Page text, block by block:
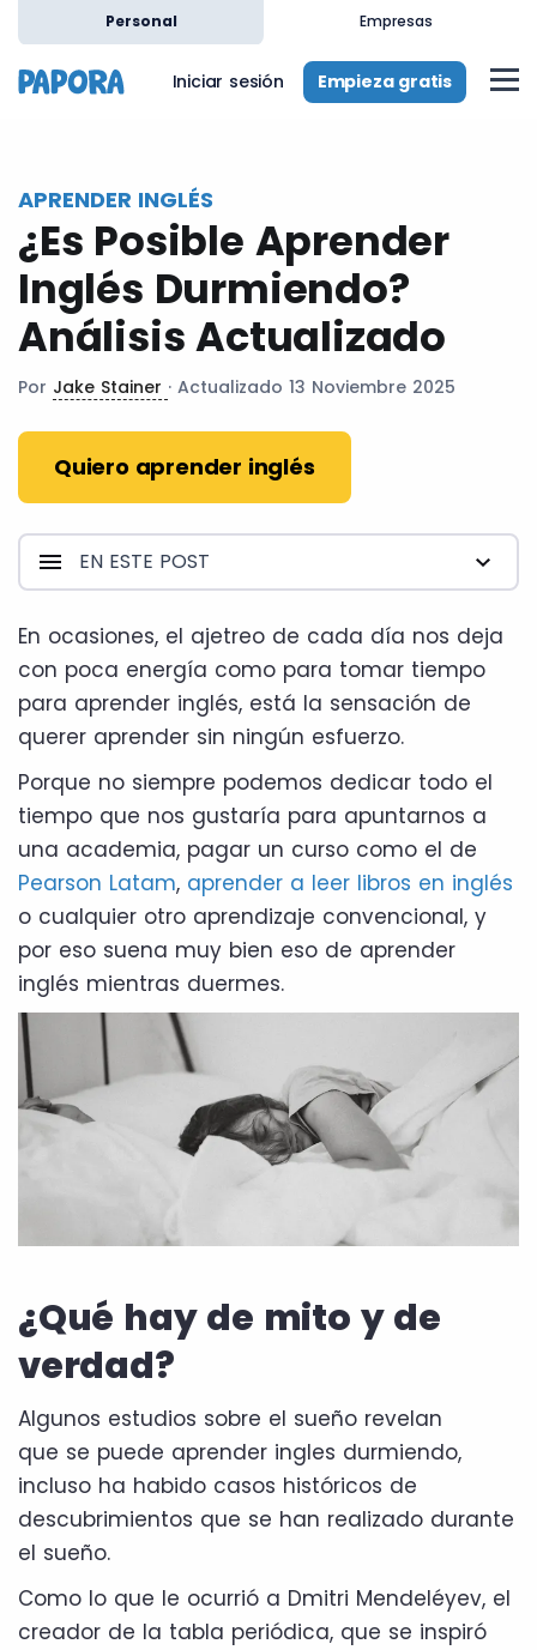
Personal Empresas
Iniciar sesión Empieza gratis
APRENDER INGLÉS
¿Es Posible Aprender
Inglés Durmiendo?
Análisis Actualizado
Por Jake Stainer · Actualizado 13 Noviembre 2025
Quiero aprender inglés
EN ESTE POST
En ocasiones, el ajetreo de cada día nos deja
con poca energía como para tomar tiempo
para aprender inglés, está la sensación de
querer aprender sin ningún esfuerzo.
Porque no siempre podemos dedicar todo el
tiempo que nos gustaría para apuntarnos a
una academia, pagar un curso como el de
Pearson Latam, aprender a leer libros en inglés
o cualquier otro aprendizaje convencional, y
por eso suena muy bien eso de aprender
inglés mientras duermes.
¿Qué hay de mito y de
verdad?
Algunos estudios sobre el sueño revelan
que se puede aprender ingles durmiendo,
incluso ha habido casos históricos de
descubrimientos que se han realizado durante
el sueño.
Como lo que le ocurrió a Dmitri Mendeléyev, el
creador de la tabla periódica, que se inspiró